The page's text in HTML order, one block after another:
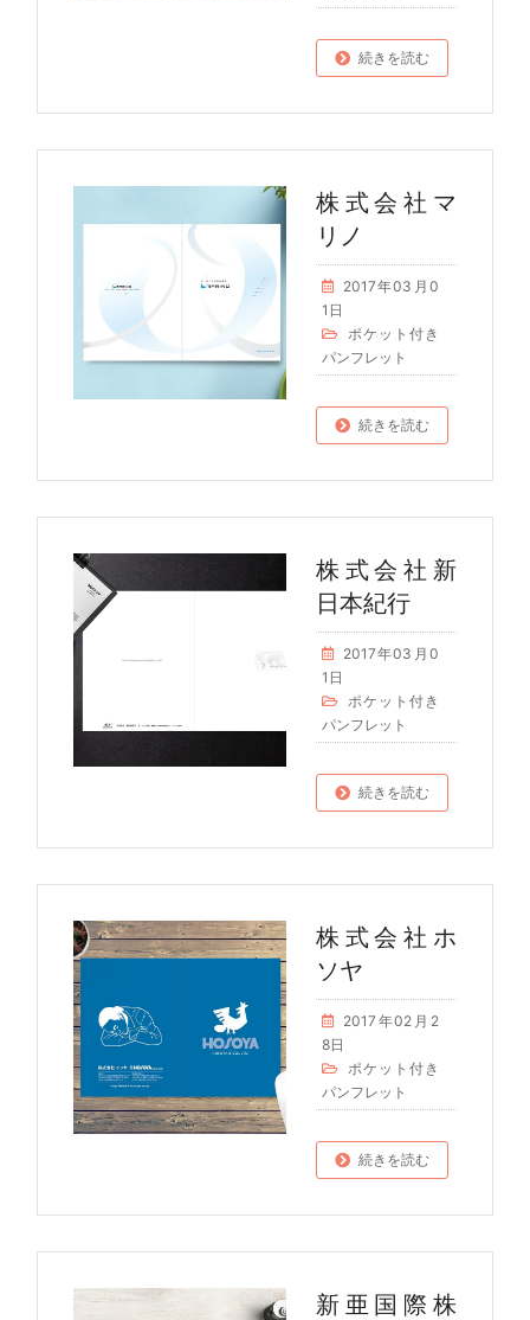
続きを読む
株式会社マ
リノ
2017年03月0
1日
ポケット付き
パンフレット
続きを読む
株式会社新
日本紀行
2017年03月0
1日
ポケット付き
パンフレット
続きを読む
株式会社ホ
ソヤ
2017年02月2
8日
ポケット付き
パンフレット
続きを読む
新亜国際株